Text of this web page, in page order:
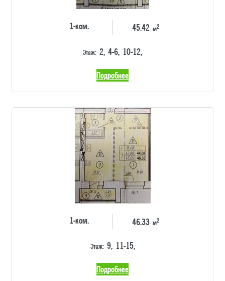
1-ком. 45.42 м2
Этаж: 2, 4-6, 10-12,
Подробнее
1-ком. 46.33 м2
Этаж:9, 11-15,
Подробнее